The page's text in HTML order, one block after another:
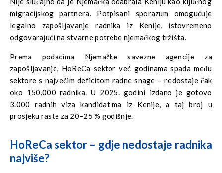
migracijskog partnera. Potpisani sporazum omogućuje
legalno zapošljavanje radnika iz Kenije, istovremeno
odgovarajući na stvarne potrebe njemačkog tržišta.
Prema podacima Njemačke savezne agencije za
zapošljavanje, HoReCa sektor već godinama spada među
sektore s najvećim deficitom radne snage – nedostaje čak
oko 150.000 radnika. U 2025. godini izdano je gotovo
3.000 radnih viza kandidatima iz Kenije, a taj broj u
prosjeku raste za 20–25 % godišnje.
HoReCa sektor – gdje nedostaje radnika
najviše?